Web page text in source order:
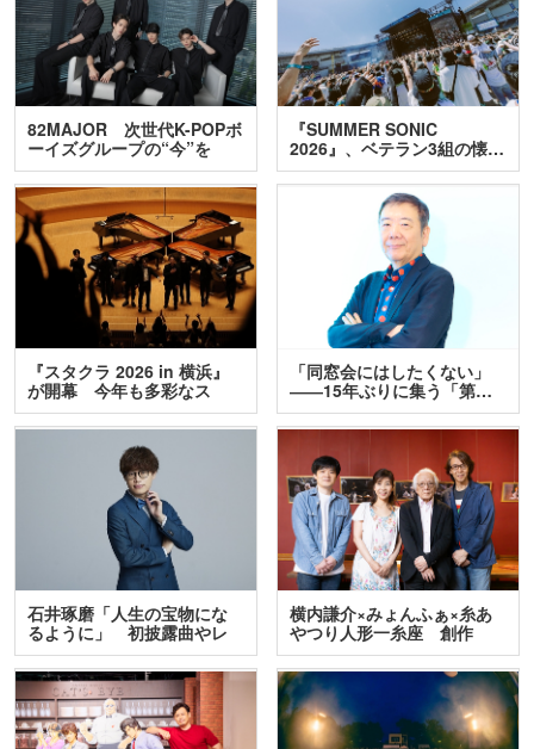
82MAJOR 次世代K-POPボ
ーイズグループの“今”を
訊…
『SUMMER SONIC
2026』、ベテラン3組の懐…
『スタクラ 2026 in 横浜』
が開幕 今年も多彩なス
テ…
「同窓会にはしたくない」
――15年ぶりに集う「第…
石井琢磨「人生の宝物にな
るように」 初披露曲やレ
ア…
横内謙介×みょんふぁ×糸あ
やつり人形一糸座 創作
人…